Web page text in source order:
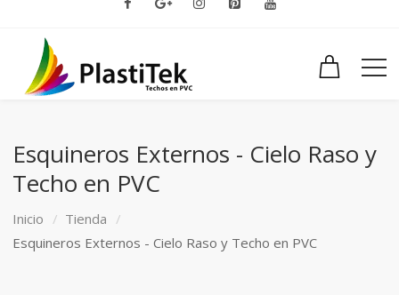
Esquineros Externos - Cielo Raso y
Techo en PVC
Inicio
Tienda
Esquineros Externos - Cielo Raso y Techo en PVC